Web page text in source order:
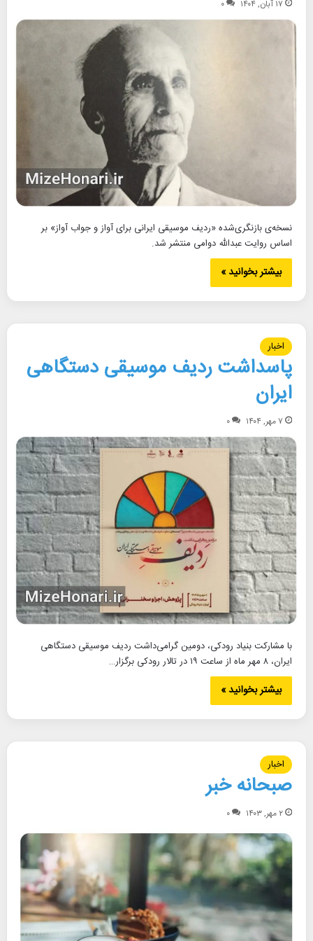
۱۷ آبان, ۱۴۰۴ ۰
نسخه‌ی بازنگری‌شده «ردیف موسیقی ایرانی برای آواز و جواب آواز» بر
اساس روایت عبدالله دوامی منتشر شد.
بیشتر بخوانید »
اخبار
پاسداشت ردیف موسیقی دستگاهی
ایران
۷ مهر, ۱۴۰۴ ۰
با مشارکت بنیاد رودکی، دومین گرامی‌داشت ردیف موسیقی دستگاهی
ایران، ۸ مهر ماه از ساعت ۱۹ در تالار رودکی برگزار…
بیشتر بخوانید »
اخبار
صبحانه خبر
۲ مهر, ۱۴۰۳ ۰